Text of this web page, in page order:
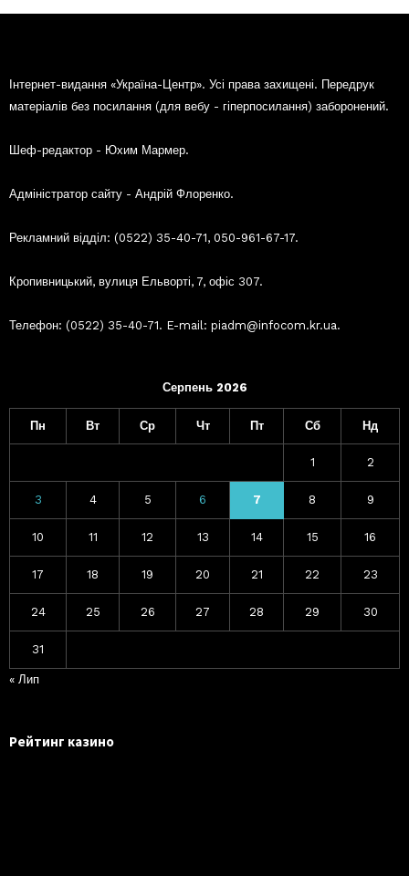
Інтернет-видання «Україна-Центр». Усі права захищені. Передрук
матеріалів без посилання (для вебу - гіперпосилання) заборонений.
Шеф-редактор - Юхим Мармер.
Адміністратор сайту - Андрій Флоренко.
Рекламний відділ: (0522) 35-40-71, 050-961-67-17.
Кропивницький, вулиця Ельворті, 7, офіс 307.
Телефон: (0522) 35-40-71. E-mail: piadm@infocom.kr.ua.
Серпень 2026
Пн Вт Ср Чт Пт Сб Нд
1 2
3 4 5 6 7 8 9
10 11 12 13 14 15 16
17 18 19 20 21 22 23
24 25 26 27 28 29 30
31
« Лип
Рейтинг казино